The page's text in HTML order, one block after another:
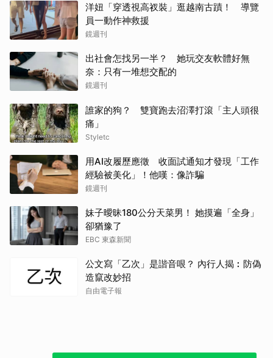
洋妞「穿透視高衩裝」逛越南古蹟！ 導覽
員一動作神救援
鏡週刊
出社會怎找另一半？ 她玩交友軟體好無
奈：只有一堆想交配的
鏡週刊
誰家的狗？ 雙寶跑去沼澤打滾「主人頭很
痛」
Styletc
用AI改履歷應徵 收面試通知才發現「工作
經驗被美化」！他嘆：像詐騙
鏡週刊
妹子曖昧180公分天菜男！ 她摸遍「全身」
卻猶豫了
EBC 東森新聞
公文寫「乙次」是諧音哏？ 內行人揭︰防偽
造竄改妙招
自由電子報